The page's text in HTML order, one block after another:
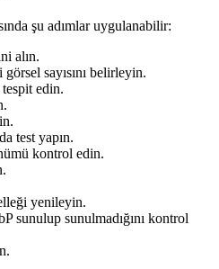
şu adımlar uygulanabilir:
alın.
sayısını belirleyin.
edin.
test yapın.
kontrol edin.
yenileyin.
sunulup sunulmadığını kontrol